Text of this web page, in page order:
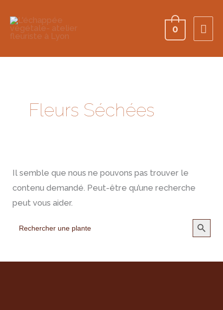
0
Fleurs Séchées
Il semble que nous ne pouvons pas trouver le
contenu demandé. Peut-être qu’une recherche
peut vous aider.
for:
SEARCH BUTTON